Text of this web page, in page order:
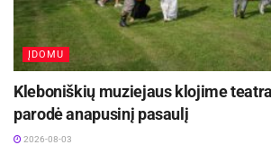
ĮDOMU
Kleboniškių muziejaus klojime
parodė anapusinį pasaulį
2026-08-03